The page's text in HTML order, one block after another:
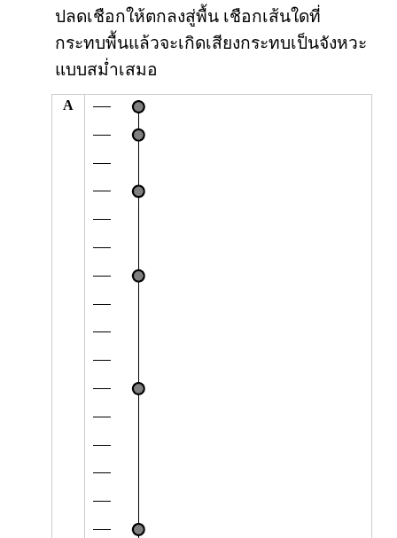
ปลดเชือกให้ตกลงสู่พื้น เชือกเส้นใดที่
กระทบพื้นแล้วจะเกิดเสียงกระทบเป็นจังหวะ
แบบสม่ำเสมอ
A